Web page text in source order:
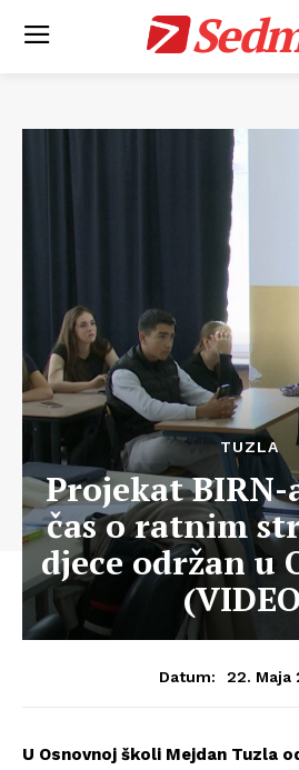
TUZLA
Projekat
čas o ratnim
djece održan u
Datum: 22. Maja
U Osnovnoj školi Mejdan Tuzla